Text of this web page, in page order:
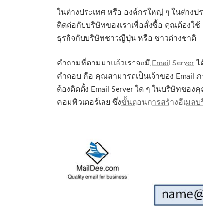
ในต่างประเทศ หรือ องค์กรใหญ่ ๆ ในต่างป
ติดต่อกับบริษัทของเราเพื่อสั่งซื้อ คุณต้องใช้
ธุรกิจกับบริษัทชาวญีปุ่น หรือ ชาวต่างชาติ
คำถามที่ตามมาแล้วเราจะมี Email Server ไ
คำตอบ คือ คุณสามารถเป็นเจ้าของ Email
ต้องติดตั้ง Email Server ใด ๆ ในบริษัทของ
คอมพิวเตอร์เลย ซึ่งขั้นตอนการสร้างอีเมลบ